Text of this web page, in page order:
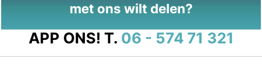
met ons wilt delen?
APP ONS! T. 06 - 574 71 321